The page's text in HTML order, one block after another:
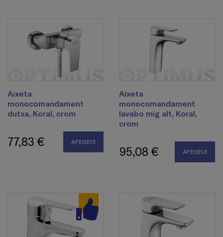
Aixeta
monocomandament
dutxa, Koral, crom
77,83 € AFEGEIX
Aixeta
monocomandament
lavabo mig alt, Koral,
crom
95,08 € AFEGEIX